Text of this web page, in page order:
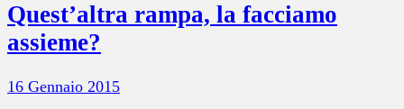
Quest’altra rampa, la facciamo
assieme?
16 Gennaio 2015